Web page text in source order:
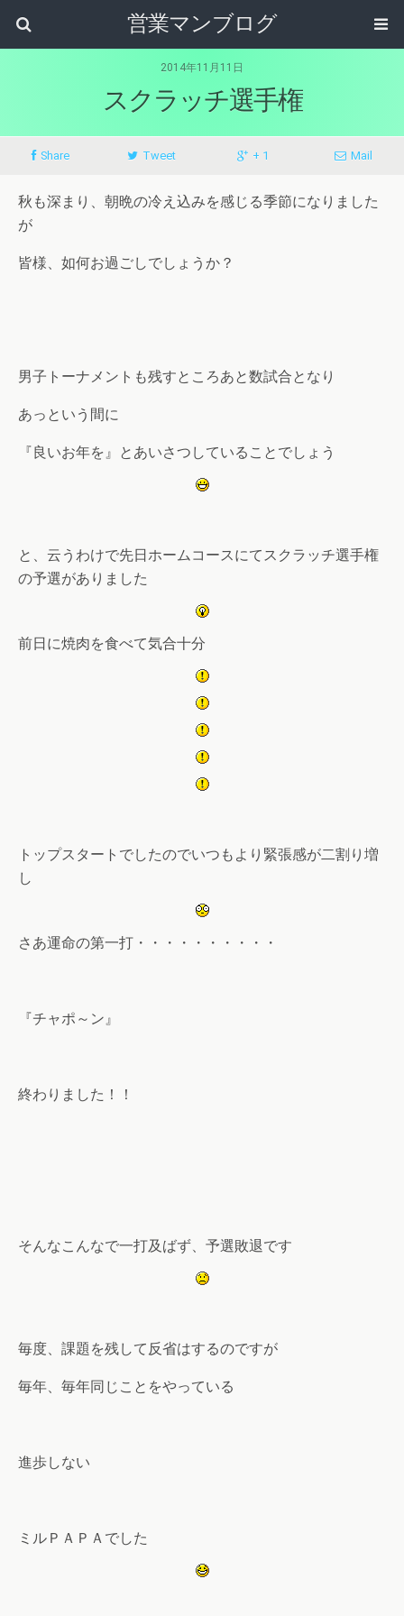
営業マンブログ
2014年11月11日
スクラッチ選手権
Share Tweet + 1 Mail
秋も深まり、朝晩の冷え込みを感じる季節になりました
が
皆様、如何お過ごしでしょうか？
男子トーナメントも残すところあと数試合となり
あっという間に
『良いお年を』とあいさつしていることでしょう
と、云うわけで先日ホームコースにてスクラッチ選手権
の予選がありました
前日に焼肉を食べて気合十分
トップスタートでしたのでいつもより緊張感が二割り増
し
さあ運命の第一打・・・・・・・・・・
『チャポ～ン』
終わりました！！
そんなこんなで一打及ばず、予選敗退です
毎度、課題を残して反省はするのですが
毎年、毎年同じことをやっている
進歩しない
ミルＰＡＰＡでした